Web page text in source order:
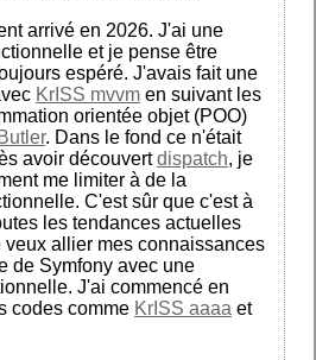
arrivé en 2026. J'ai une
et je pense être
espéré. J'avais fait une
KrISS mvvm en suivant les
orientée objet (POO)
. Dans le fond ce n'était
avoir découvertdispatch, je
me limiter à de la
C'est sûr que c'est à
les tendances actuelles
veux allier mes connaissances
de Symfony avec une
J'ai commencé en
codes comme KrISS aaaa et